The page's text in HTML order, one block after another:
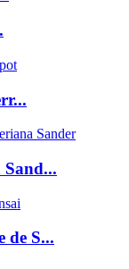
de S...